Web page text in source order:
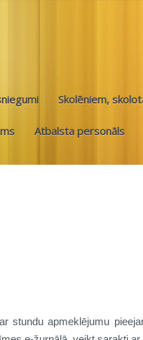
Skolēniem,
Atbalsta personāls
stundu apmeklējumu